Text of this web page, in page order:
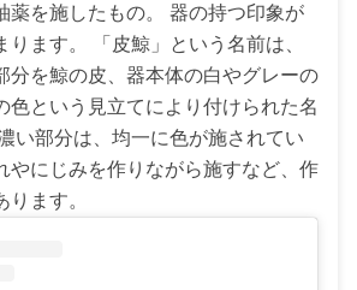
薬を施したもの。 器の持つ印象が
ります。 「皮鯨」という名前は、
分を鯨の皮、器本体の白やグレーの
色という見立てにより付けられた名
い部分は、均一に色が施されてい
やにじみを作りながら施すなど、作
ます。